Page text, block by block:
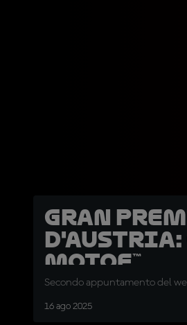
Gran
d'Austria:
MotoE™
Secondo appuntamento del
16 ago 2025